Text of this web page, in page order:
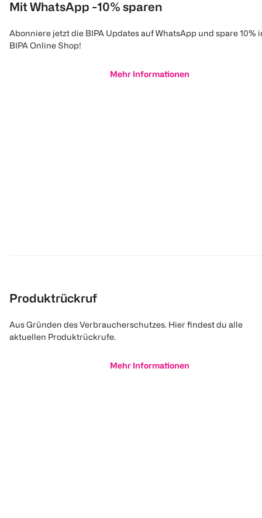
Mit WhatsApp -10% sparen
Abonniere jetzt die BIPA Updates auf WhatsApp und spare 10%
BIPA Online Shop!
Mehr Informationen
Produktrückruf
Aus Gründen des Verbraucherschutzes. Hier findest du alle
aktuellen Produktrückrufe.
Mehr Informationen